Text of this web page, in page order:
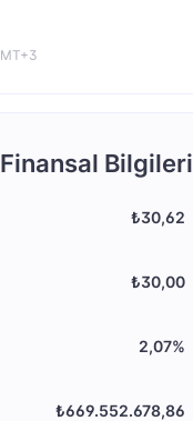
Bilgileri
₺30,62
₺30,00
2,07%
₺669.552.678,86